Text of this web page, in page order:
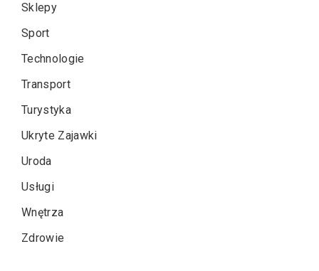
Sklepy
Sport
Technologie
Transport
Turystyka
Ukryte Zajawki
Uroda
Usługi
Wnętrza
Zdrowie